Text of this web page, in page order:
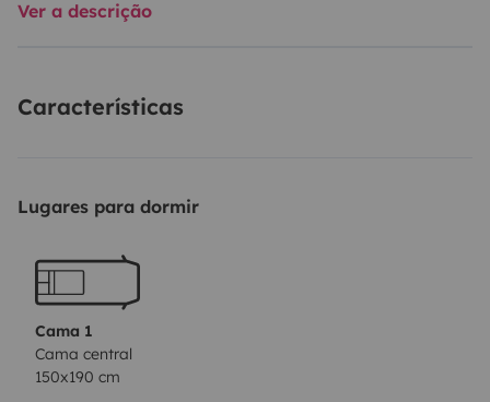
ideal para 2 e/ou mais uma criança.
e muito económica 😊
Ver a descrição
Características
Lugares para dormir
Cama 1
Cama central
150x190 cm